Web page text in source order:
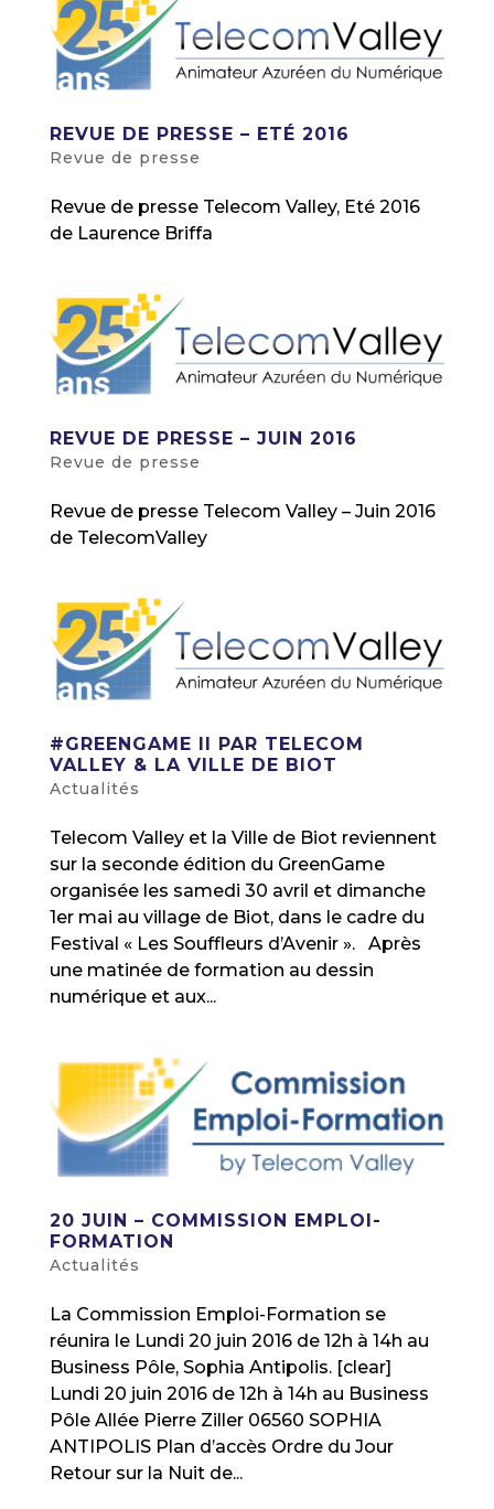
REVUE DE PRESSE – ETÉ 2016
Revue de presse
Revue de presse Telecom Valley, Eté 2016
de Laurence Briffa
REVUE DE PRESSE – JUIN 2016
Revue de presse
Revue de presse Telecom Valley – Juin 2016
de TelecomValley
#GREENGAME II PAR TELECOM
VALLEY & LA VILLE DE BIOT
Actualités
Telecom Valley et la Ville de Biot reviennent
sur la seconde édition du GreenGame
organisée les samedi 30 avril et dimanche
1er mai au village de Biot, dans le cadre du
Festival « Les Souffleurs d’Avenir ». Après
une matinée de formation au dessin
numérique et aux...
20 JUIN – COMMISSION EMPLOI-
FORMATION
Actualités
La Commission Emploi-Formation se
réunira le Lundi 20 juin 2016 de 12h à 14h au
Business Pôle, Sophia Antipolis. [clear]
Lundi 20 juin 2016 de 12h à 14h au Business
Pôle Allée Pierre Ziller 06560 SOPHIA
ANTIPOLIS Plan d’accès Ordre du Jour
Retour sur la Nuit de...